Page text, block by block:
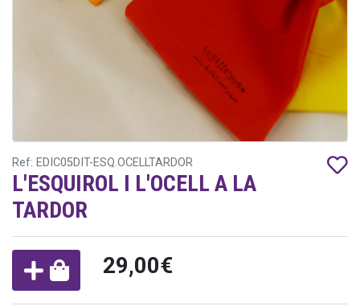
Ref: EDIC05DIT-ESQ.OCELLTARDOR
L'ESQUIROL I L'OCELL A LA
TARDOR
29,00€